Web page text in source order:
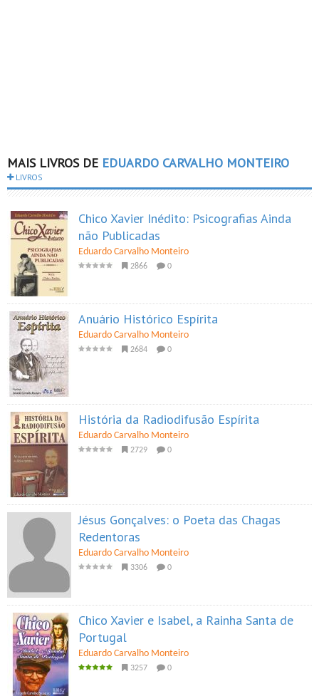
MAIS LIVROS DE EDUARDO CARVALHO MONTEIRO
LIVROS
Chico Xavier Inédito: Psicografias Ainda
não Publicadas
Eduardo Carvalho Monteiro
2866 0
Anuário Histórico Espírita
Eduardo Carvalho Monteiro
2684 0
História da Radiodifusão Espírita
Eduardo Carvalho Monteiro
2729 0
Jésus Gonçalves: o Poeta das Chagas
Redentoras
Eduardo Carvalho Monteiro
3306 0
Chico Xavier e Isabel, a Rainha Santa de
Portugal
Eduardo Carvalho Monteiro
3257 0